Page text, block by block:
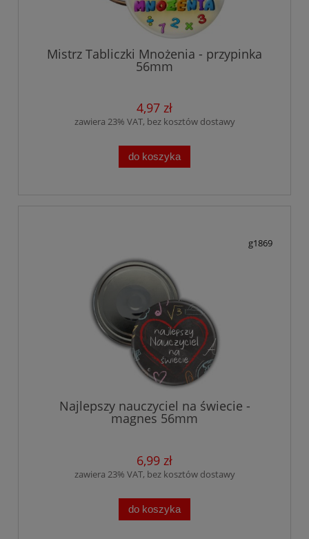
Mistrz Tabliczki Mnożenia - przypinka
56mm
4,97 zł
zawiera 23% VAT, bez kosztów dostawy
do koszyka
g1869
Najlepszy nauczyciel na świecie -
magnes 56mm
6,99 zł
zawiera 23% VAT, bez kosztów dostawy
do koszyka